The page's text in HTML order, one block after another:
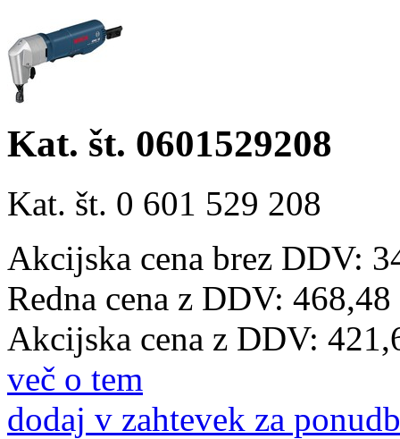
Kat. št. 0601529208
Kat. št. 0 601 529 208
Akcijska cena brez DDV:
Redna cena z DDV: 468,48
Akcijska cena z DDV:
več o tem
dodaj v zahtevek za